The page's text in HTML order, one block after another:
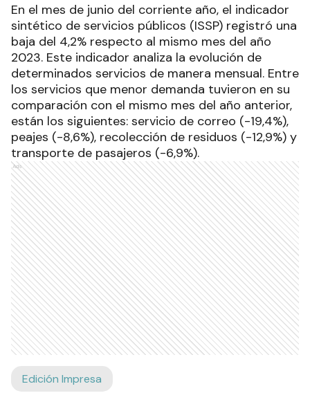
En el mes de junio del corriente año, el indicador
sintético de servicios públicos (ISSP) registró una
baja del 4,2% respecto al mismo mes del año
2023. Este indicador analiza la evolución de
determinados servicios de manera mensual. Entre
los servicios que menor demanda tuvieron en su
comparación con el mismo mes del año anterior,
están los siguientes: servicio de correo (-19,4%),
peajes (-8,6%), recolección de residuos (-12,9%) y
transporte de pasajeros (-6,9%).
Ads
Edición Impresa